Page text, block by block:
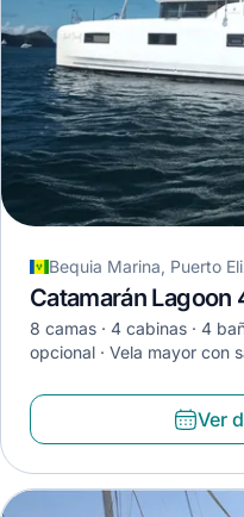
Catamarán Lagoon
8 camas 4 cabinas 4
opcional
Vela mayor con
Ver